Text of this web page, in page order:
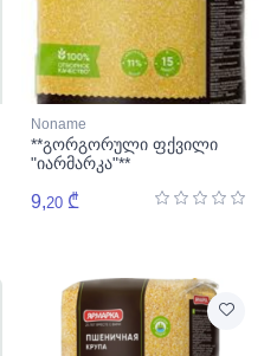
Noname
**გორგორული ფქვილი
"იარმარკა"**
9,20 ₾